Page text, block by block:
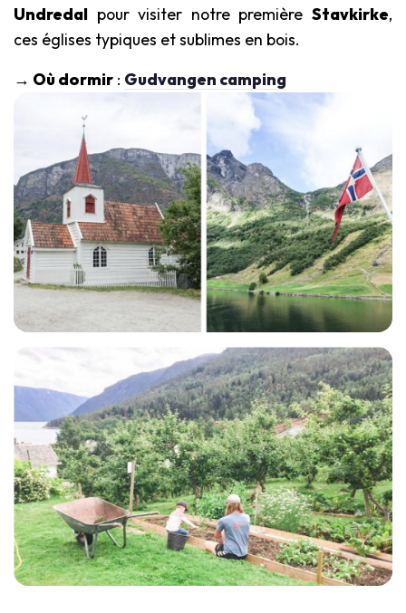
Undredal pour visiter notre première Stavkirke,
ces églises typiques et sublimes en bois.
→ Où dormir : Gudvangen camping